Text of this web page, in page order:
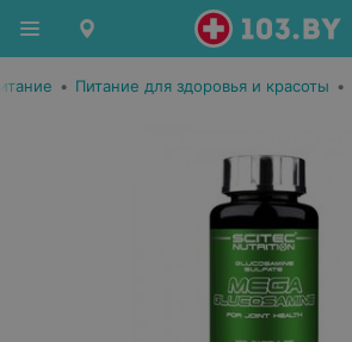
• Питание для здоровья и красоты •